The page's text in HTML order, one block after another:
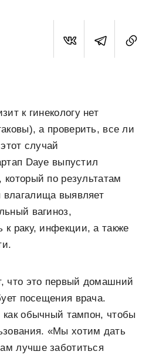
к гинекологу нет
а проверить, все ли
случай
Daye выпустил
по результатам
выявляет
вагиноз,
к раку, инфекции, а также
что это первый домашний
посещения врача.
обычный тампон, чтобы
«Мы хотим дать
лучше заботиться